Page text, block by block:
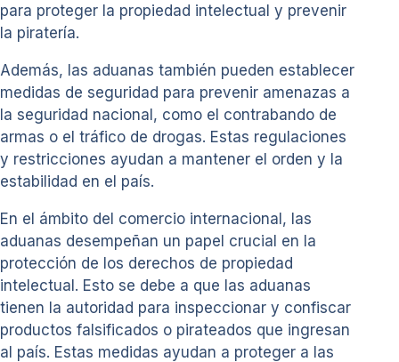
para proteger la propiedad intelectual y prevenir
la piratería.
Además, las aduanas también pueden establecer
medidas de seguridad para prevenir amenazas a
la seguridad nacional, como el contrabando de
armas o el tráfico de drogas. Estas regulaciones
y restricciones ayudan a mantener el orden y la
estabilidad en el país.
En el ámbito del comercio internacional, las
aduanas desempeñan un papel crucial en la
protección de los derechos de propiedad
intelectual. Esto se debe a que las aduanas
tienen la autoridad para inspeccionar y confiscar
productos falsificados o pirateados que ingresan
al país. Estas medidas ayudan a proteger a las